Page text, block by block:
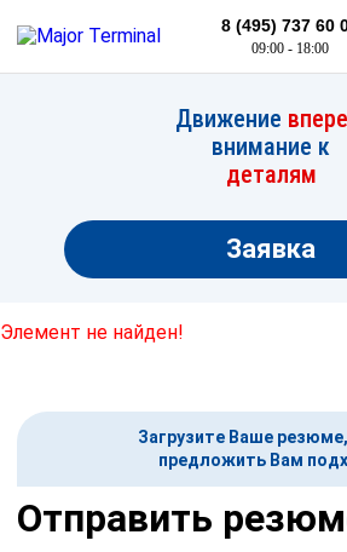
8 (495) 737 60
09:00 - 18:00
Движение
внимание к
деталям
Заявка
Элемент не найден!
Загрузите Ваше
предложить Вам
Отправить